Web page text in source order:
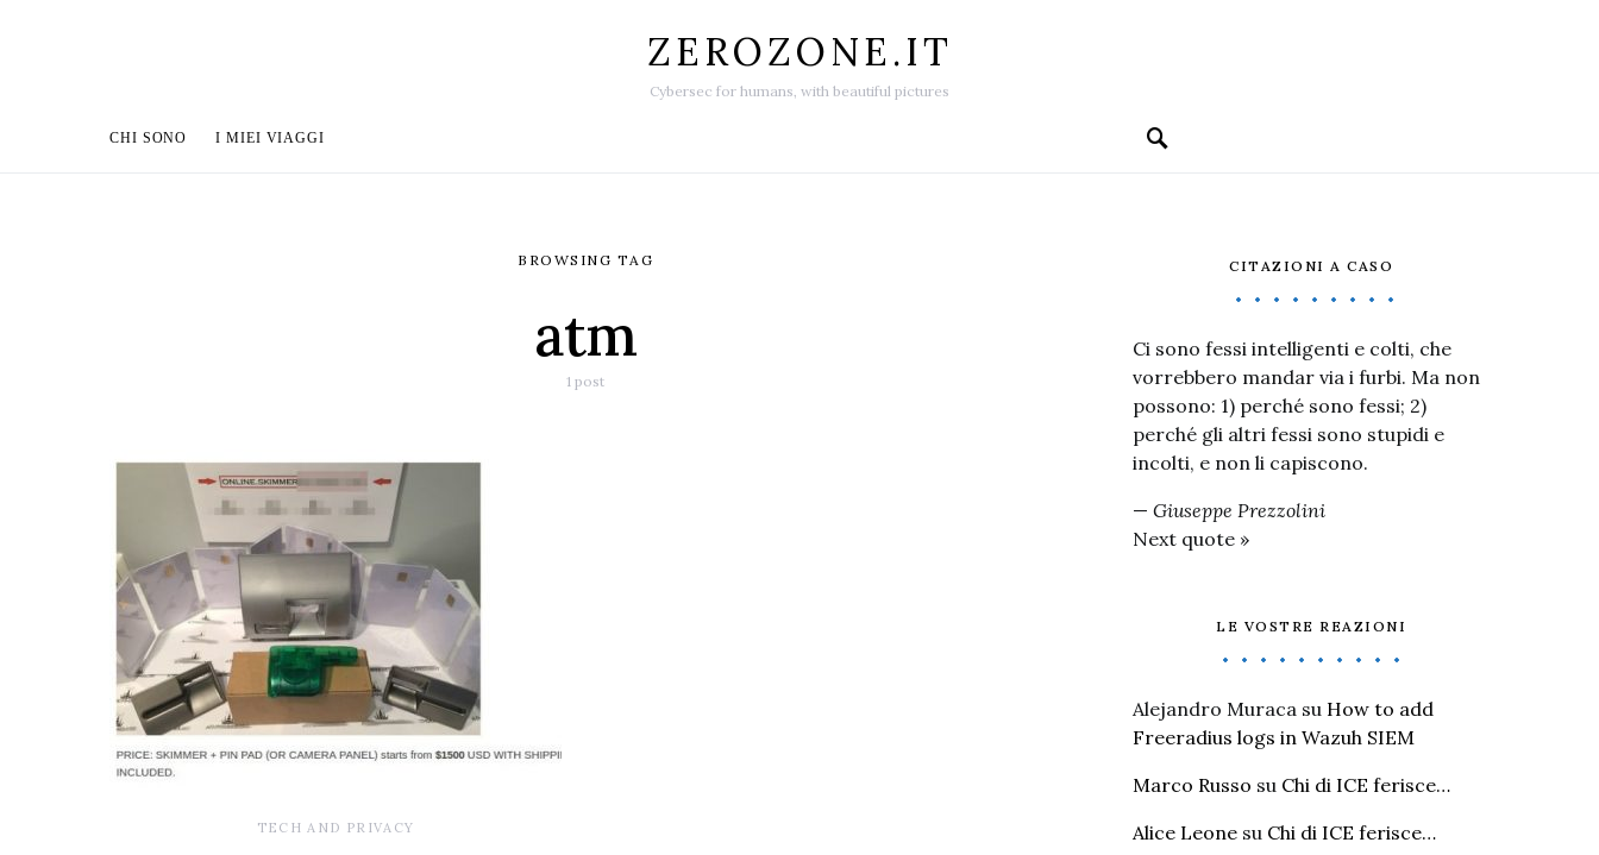
ZEROZONE.IT
Cybersec for humans, with beautiful pictures
CHI SONO I MIEI VIAGGI
BROWSING TAG
atm
1 post
TECH AND PRIVACY
CITAZIONI A CASO
Ci sono fessi intelligenti e colti, che
vorrebbero mandar via i furbi. Ma non
possono: 1) perché sono fessi; 2)
perché gli altri fessi sono stupidi e
incolti, e non li capiscono.
— Giuseppe Prezzolini
Next quote »
LE VOSTRE REAZIONI
Alejandro Muraca su How to add
Freeradius logs in Wazuh SIEM
Marco Russo su Chi di ICE ferisce…
Alice Leone su Chi di ICE ferisce…